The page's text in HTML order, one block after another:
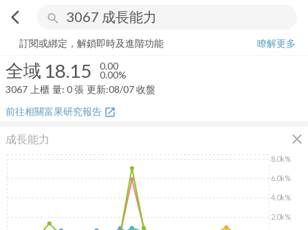
arrow_back_ios search
全域 18.150.00%
訂閱或綁定，解鎖即時及進階功能
瞭解更多
全域 18.15 0.00
0.00%
3067 上櫃 量: 0張 更新:08/07 收盤
前往相關富果研究報告 open_in_new
成長能力 close
2.0k%
4.0k%
6.0k%
8.0k%